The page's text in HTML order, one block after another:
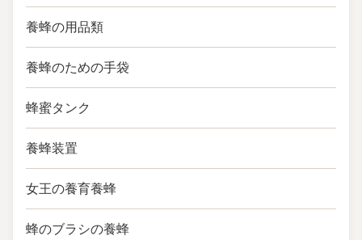
養蜂の用品類
養蜂のための手袋
蜂蜜タンク
養蜂装置
女王の養育養蜂
蜂のブラシの養蜂